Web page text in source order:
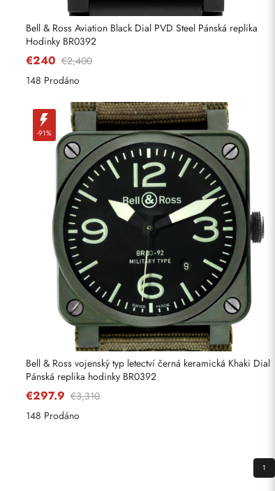
Bell & Ross Aviation Black Dial PVD Steel Pánská replika
Hodinky BR0392
€240 €2,400
148 Prodáno
-91%
Bell & Ross vojenský typ letectví černá keramická Khaki Dial
Pánská replika hodinky BR0392
€297.9 €3,310
148 Prodáno
1